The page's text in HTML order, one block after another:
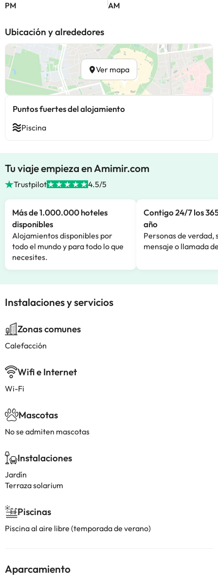
PM
AM
Ubicación y alrededores
Ver mapa
Puntos fuertes del alojamiento
Piscina
Tu viaje empieza en Amimir.com
Trustpilot 4.5/5
Más de 1.000.000 hoteles
disponibles
Alojamientos disponibles por
todo el mundo y para todo lo que
necesites.
Contigo 24/7 los
año
Personas de verdad,
mensaje o llamada
Instalaciones y servicios
Zonas comunes
Calefacción
Wifi e Internet
Wi-Fi
Mascotas
No se admiten mascotas
Instalaciones
Jardín
Terraza solarium
Piscinas
Piscina al aire libre (temporada de verano)
Aparcamiento